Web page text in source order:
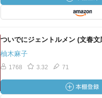
ついでにジェントルメン (文春文
柚木麻子
1768 3.32 71